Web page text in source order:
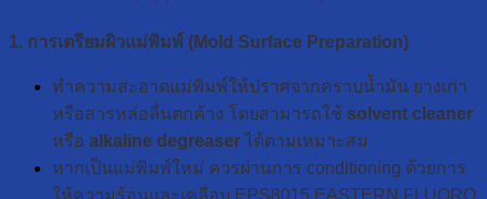
1. การเตรียมผิวแม่พิมพ์ (Mold Surface Preparation)
ทำความสะอาดแม่พิมพ์ให้ปราศจากคราบน้ำมัน ยางเก่า
หรือสารหล่อลื่นตกค้าง โดยสามารถใช้ solvent cleaner
หรือ alkaline degreaserได้ตามเหมาะสม
หากเป็นแม่พิมพ์ใหม่ ควรผ่านการ conditioning ด้วยการ